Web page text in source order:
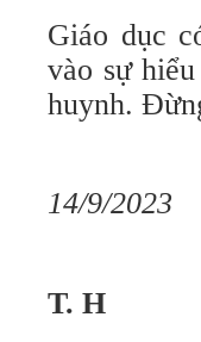
Giáo dục
vào sự
huynh.
14/9/2023
T. H